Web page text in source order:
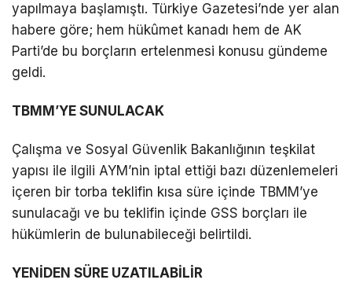
yapılmaya başlamıştı. Türkiye Gazetesi’nde yer alan
habere göre; hem hükûmet kanadı hem de AK
Parti’de bu borçların ertelenmesi konusu gündeme
geldi.
TBMM’YE SUNULACAK
Çalışma ve Sosyal Güvenlik Bakanlığının teşkilat
yapısı ile ilgili AYM’nin iptal ettiği bazı düzenlemeleri
içeren bir torba teklifin kısa süre içinde TBMM’ye
sunulacağı ve bu teklifin içinde GSS borçları ile
hükümlerin de bulunabileceği belirtildi.
YENİDEN SÜRE UZATILABİLİR